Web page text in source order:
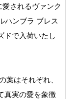
されるヴァンク
ハンブラ ブレス
ドで入荷いたし
葉はそれぞれ、
真実の愛を象徴